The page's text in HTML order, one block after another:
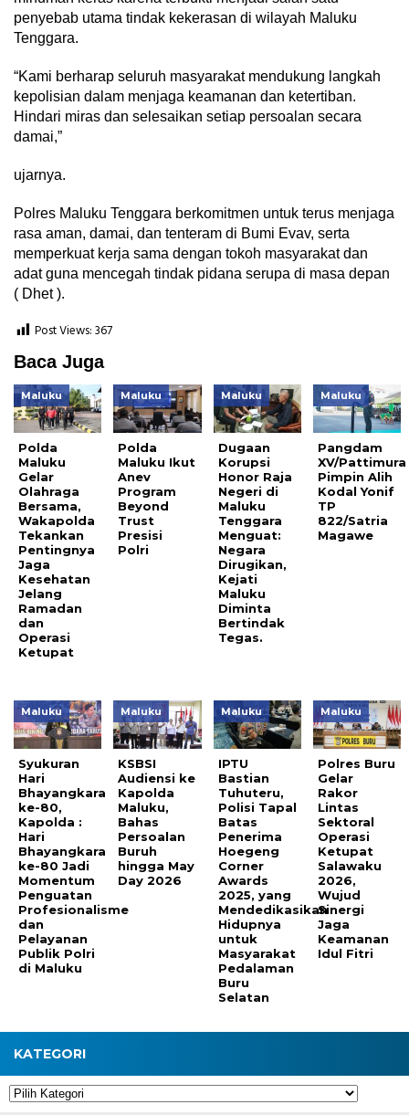
penyebab utama tindak kekerasan di wilayah Maluku
Tenggara.
“Kami berharap seluruh masyarakat mendukung langkah
kepolisian dalam menjaga keamanan dan ketertiban.
Hindari miras dan selesaikan setiap persoalan secara
damai,”
ujarnya.
Polres Maluku Tenggara berkomitmen untuk terus menjaga
rasa aman, damai, dan tenteram di Bumi Evav, serta
memperkuat kerja sama dengan tokoh masyarakat dan
adat guna mencegah tindak pidana serupa di masa depan
( Dhet ).
Post Views:367
Baca Juga
Maluku
Polda
Maluku
Gelar
Olahraga
Bersama,
Wakapolda
Tekankan
Pentingnya
Jaga
Kesehatan
Jelang
Ramadan
dan
Operasi
Ketupat
Maluku
Polda
Maluku Ikut
Anev
Program
Beyond
Trust
Presisi
Polri
Maluku
Dugaan
Korupsi
Honor Raja
Negeri di
Maluku
Tenggara
Menguat:
Negara
Dirugikan,
Kejati
Maluku
Diminta
Bertindak
Tegas.
Maluku
Pangdam
XV/Pattimura
Pimpin Alih
Kodal Yonif
TP
822/Satria
Magawe
Maluku
Syukuran
Hari
Bhayangkara
ke-80,
Kapolda :
Hari
Bhayangkara
ke-80 Jadi
Momentum
Penguatan
Profesionalisme
dan
Pelayanan
Publik Polri
di Maluku
Maluku
KSBSI
Audiensi ke
Kapolda
Maluku,
Bahas
Persoalan
Buruh
hingga May
Day 2026
Maluku
IPTU
Bastian
Tuhuteru,
Polisi Tapal
Batas
Penerima
Hoegeng
Corner
Awards
2025, yang
Mendedikasikan
Hidupnya
untuk
Masyarakat
Pedalaman
Buru
Selatan
Maluku
Polres Buru
Gelar
Rakor
Lintas
Sektoral
Operasi
Ketupat
Salawaku
2026,
Wujud
Sinergi
Jaga
Keamanan
Idul Fitri
KATEGORI
Kategori